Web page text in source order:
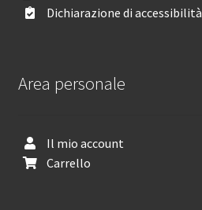
Dichiarazione di accessibilità
Area personale
Il mio account
Carrello